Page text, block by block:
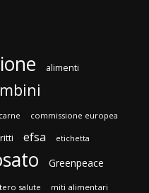
alimenti
carne commissione europea
efsa etichetta
Greenpeace
salute miti alimentari